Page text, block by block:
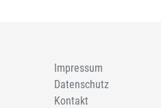
Impressum
Datenschutz
Kontakt